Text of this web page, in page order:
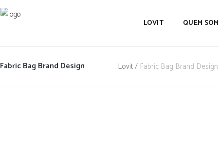
LOVIT QUEM
Fabric Bag Brand Design Lovit/ Fabric Bag Brand Design